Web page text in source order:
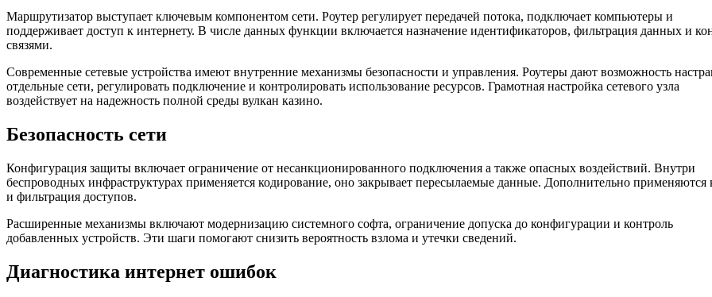
Маршрутизатор выступает ключевым компонентом сети. Роутер регулирует передачей потока, подключает компьютеры и
поддерживает доступ к интернету. В числе данных функции включается назначение идентификаторов, фильтрация данных и
связями.
Современные сетевые устройства имеют внутренние механизмы безопасности и управления. Роутеры дают возможность
отдельные сети, регулировать подключение и контролировать использование ресурсов. Грамотная настройка сетевого узла
воздействует на надежность полной среды вулкан казино.
Безопасность сети
Конфигурация защиты включает ограничение от несанкционированного подключения а также опасных воздействий. Внутри
беспроводных инфраструктурах применяется кодирование, оно закрывает пересылаемые данные. Дополнительно применяются
и фильтрация доступов.
Расширенные механизмы включают модернизацию системного софта, ограничение допуска до конфигурации и контроль
добавленных устройств. Эти шаги помогают снизить вероятность взлома и утечки сведений.
Диагностика интернет ошибок